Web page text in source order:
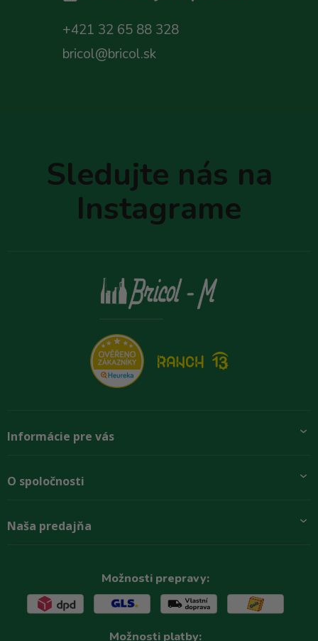
+421 32 65 88 328
bricol@bricol.sk
Sledujte nás na
Instagrame
Informácie pre vás
Preprava a platba
Rady zákazníkom
O spoločnosti
O firme
Naša predajňa
Možnosti prepravy:
Možnosti platby: